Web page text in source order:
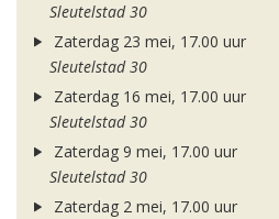
Sleutelstad 30
Zaterdag 23 mei, 17.00 uur
Sleutelstad 30
Zaterdag 16 mei, 17.00 uur
Sleutelstad 30
Zaterdag 9 mei, 17.00 uur
Sleutelstad 30
Zaterdag 2 mei, 17.00 uur